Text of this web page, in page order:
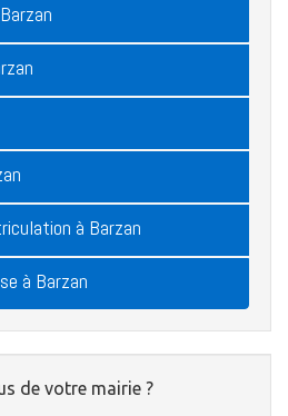
à Barzan
à Barzan
de votre mairie ?